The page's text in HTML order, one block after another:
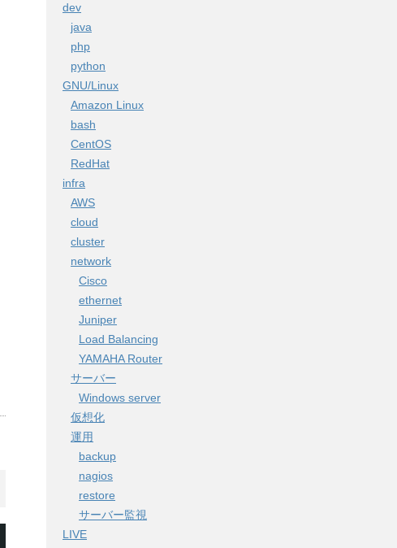
dev
java
php
python
GNU/Linux
Amazon Linux
bash
CentOS
RedHat
infra
AWS
cloud
cluster
network
Cisco
ethernet
Juniper
Load Balancing
YAMAHA Router
サーバー
Windows server
仮想化
運用
backup
nagios
restore
サーバー監視
LIVE